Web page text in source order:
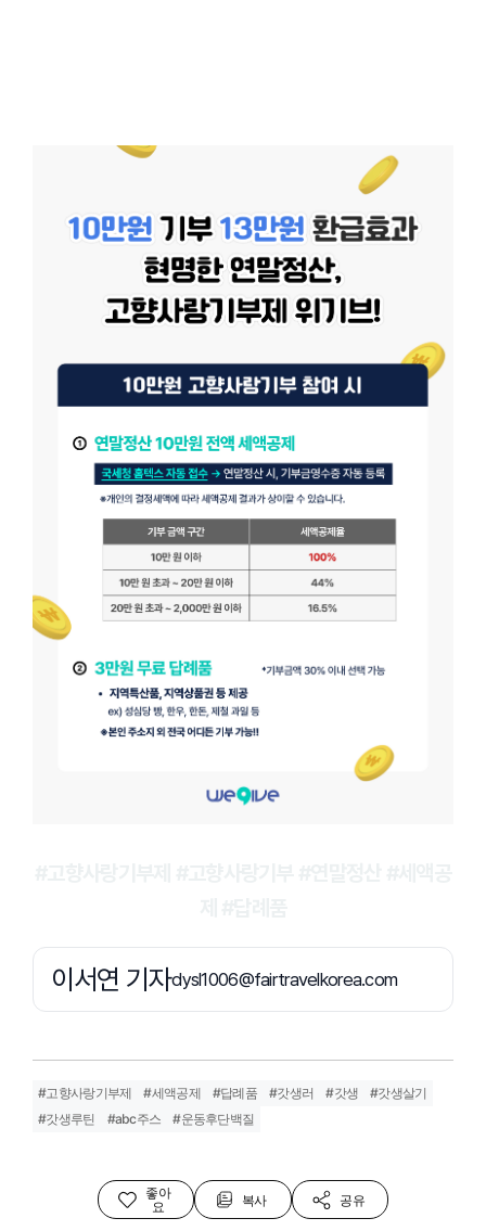
이서연 기자dysl1006@fairtravelkorea.com
#고향사랑기부제 #세액공제 #답례품 #갓생러 #갓생
#갓생살기
#갓생루틴
#abc주스 #운동후단백질
좋아
요
복사 공유